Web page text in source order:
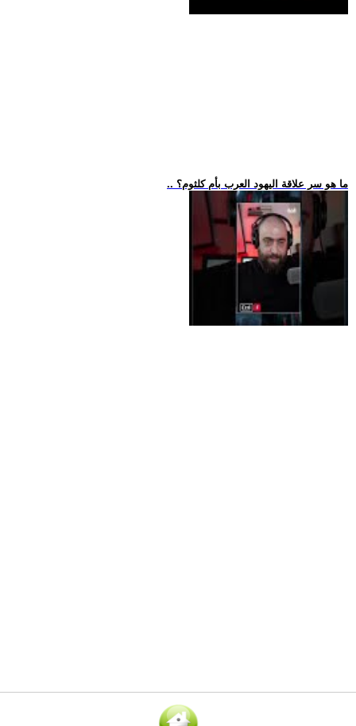
.. ما هو سر علاقة اليهود العرب بأم كلثوم؟